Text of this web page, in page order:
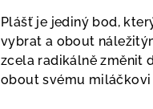
Plášť je jediný bod,
vybrat a obout
zcela radikálně změnit
obout svému miláčkovi